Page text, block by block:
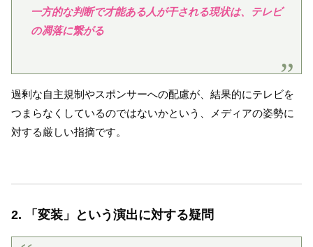
一方的な判断で才能ある人が干される現状は、テレビ
の凋落に繋がる
過剰な自主規制やスポンサーへの配慮が、結果的にテレビを
つまらなくしているのではないかという、メディアの姿勢に
対する厳しい指摘です。
2. 「変装」という演出に対する疑問